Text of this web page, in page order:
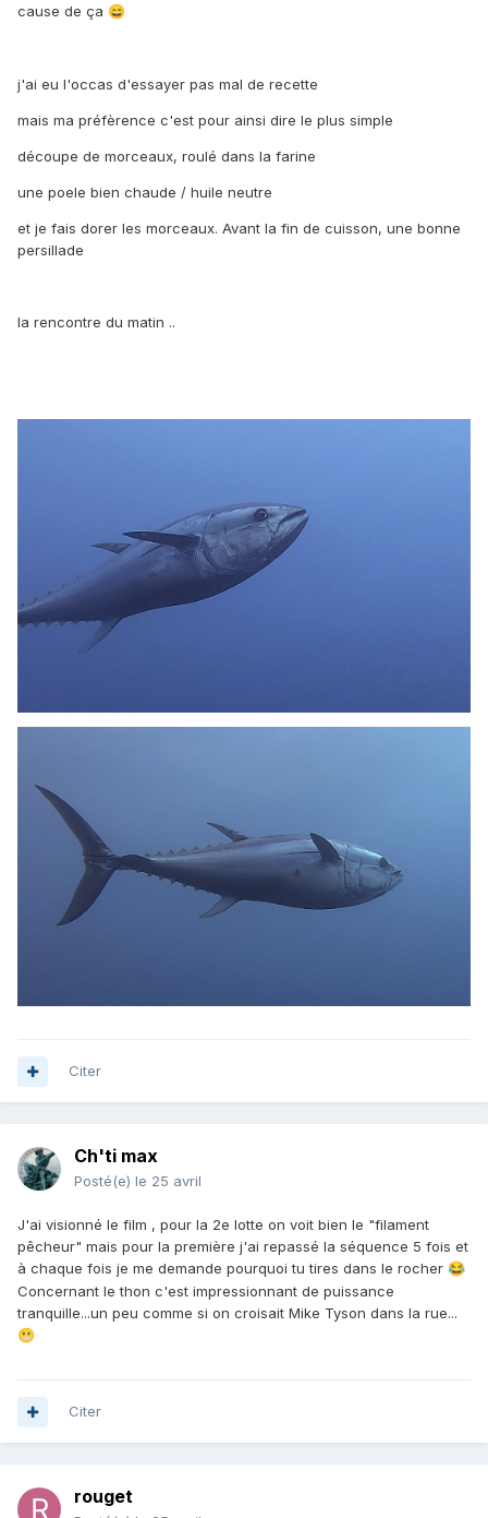
cause de ça 😄
j'ai eu l'occas d'essayer pas mal de recette
mais ma préfèrence c'est pour ainsi dire le plus simple
découpe de morceaux, roulé dans la farine
une poele bien chaude / huile neutre
et je fais dorer les morceaux. Avant la fin de cuisson, une bonne
persillade
la rencontre du matin ..
Citer
Ch'ti max
Posté(e) le 25 avril
J'ai visionné le film , pour la 2e lotte on voit bien le "filament
pêcheur" mais pour la première j'ai repassé la séquence 5 fois et
à chaque fois je me demande pourquoi tu tires dans le rocher 😂
Concernant le thon c'est impressionnant de puissance
tranquille...un peu comme si on croisait Mike Tyson dans la rue...
😬
Citer
rouget